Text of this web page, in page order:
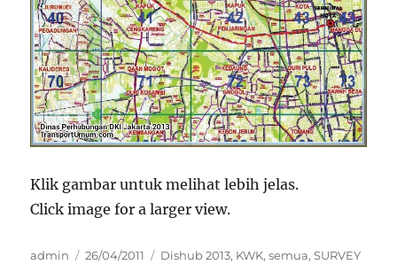
Klik gambar untuk melihat lebih jelas.
Click image for a larger view.
Author
admin
Posted
26/04/2011 Categories
Dishub 2013, KWK,semua,SURVEY